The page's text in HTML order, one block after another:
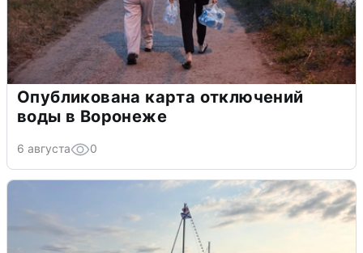
Опубликована карта отключений
воды в Воронеже
6 августа 0